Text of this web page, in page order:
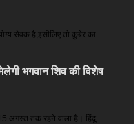
सेवक है,इसीलिए तो कुबेर का
भगवान शिव की विशेष
अगस्त तक रहने वाला है। हिंदू